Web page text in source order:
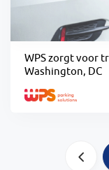
WPS zorgt voor
Washington, DC